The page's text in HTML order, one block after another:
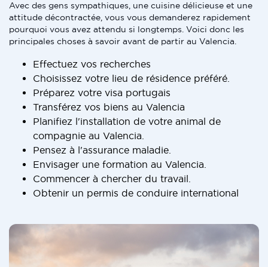
Avec des gens sympathiques, une cuisine délicieuse et une
attitude décontractée, vous vous demanderez rapidement
pourquoi vous avez attendu si longtemps. Voici donc les
principales choses à savoir avant de partir au Valencia.
Effectuez vos recherches
Choisissez votre lieu de résidence préféré.
Préparez votre visa portugais
Transférez vos biens au Valencia
Planifiez l'installation de votre animal de
compagnie au Valencia.
Pensez à l'assurance maladie.
Envisager une formation au Valencia.
Commencer à chercher du travail.
Obtenir un permis de conduire international